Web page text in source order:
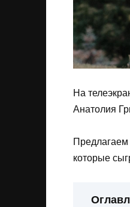
На
Анатолия
Предлагаем
которые